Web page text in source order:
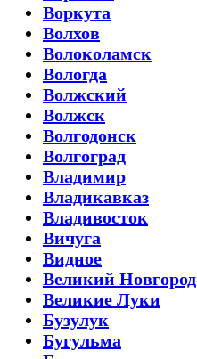
Воркута
Волхов
Волоколамск
Вологда
Волжский
Волжск
Волгодонск
Волгоград
Владимир
Владикавказ
Владивосток
Вичуга
Видное
Великий Новгород
Великие Луки
Бузулук
Бугульма